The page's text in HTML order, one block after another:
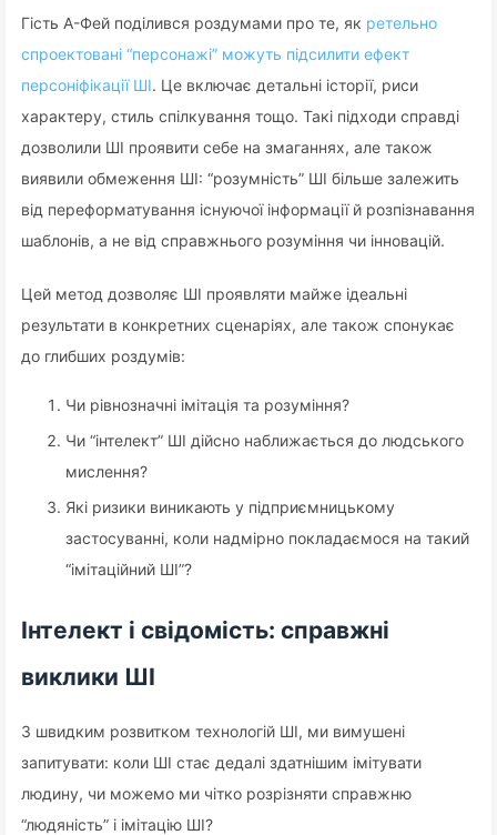
Гість А-Фей поділився роздумами про те, як ретельно
спроектовані “персонажі” можуть підсилити ефект
персоніфікації ШІ. Це включає детальні історії, риси
характеру, стиль спілкування тощо. Такі підходи справді
дозволили ШІ проявити себе на змаганнях, але також
виявили обмеження ШІ: “розумність” ШІ більше залежить
від переформатування існуючої інформації й розпізнавання
шаблонів, а не від справжнього розуміння чи інновацій.
Цей метод дозволяє ШІ проявляти майже ідеальні
результати в конкретних сценаріях, але також спонукає
до глибших роздумів:
Чи рівнозначні імітація та розуміння?
Чи “інтелект” ШІ дійсно наближається до людського
мислення?
Які ризики виникають у підприємницькому
застосуванні, коли надмірно покладаємося на такий
“імітаційний ШІ”?
Інтелект і свідомість: справжні
виклики ШІ
З швидким розвитком технологій ШІ, ми вимушені
запитувати: коли ШІ стає дедалі здатнішим імітувати
людину, чи можемо ми чітко розрізняти справжню
“людяність” і імітацію ШІ?